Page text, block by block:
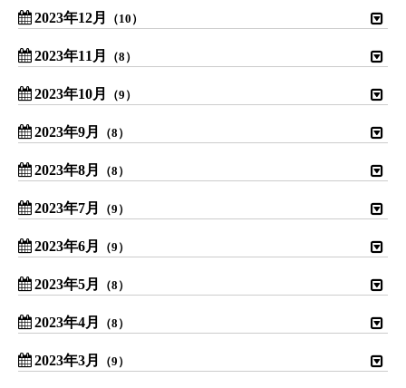
2023年12月 （10）
2023年11月 （8）
2023年10月 （9）
2023年9月 （8）
2023年8月 （8）
2023年7月 （9）
2023年6月 （9）
2023年5月 （8）
2023年4月 （8）
2023年3月 （9）